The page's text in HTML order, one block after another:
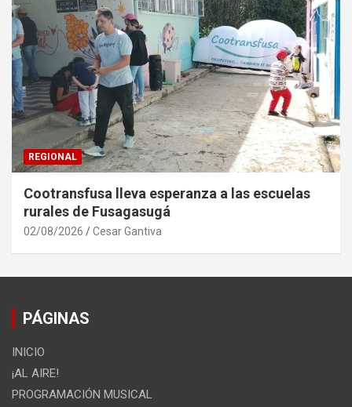
REGIONAL
Cootransfusa lleva esperanza a las escuelas
rurales de Fusagasugá
02/08/2026 Cesar Gantiva
PÁGINAS
INICIO
¡AL AIRE!
PROGRAMACIÓN MUSICAL